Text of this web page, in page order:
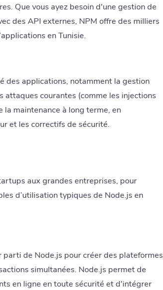
Que vous ayez besoin d'une gestion de
des API externes, NPM offre des milliers
en Tunisie.
des applications, notamment la gestion
courantes (comme les injections
la maintenance à long terme, en
et les correctifs de sécurité.
aux grandes entreprises, pour
d’utilisation typiques de Node.js en
de Node.js pour créer des plateformes
simultanées. Node.js permet de
en ligne en toute sécurité et d'intégrer